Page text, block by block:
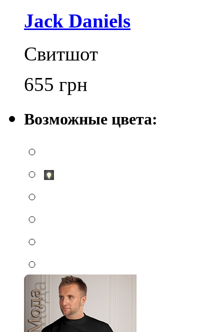
Jack Daniels
Свитшот
655 грн
Возможные цвета: